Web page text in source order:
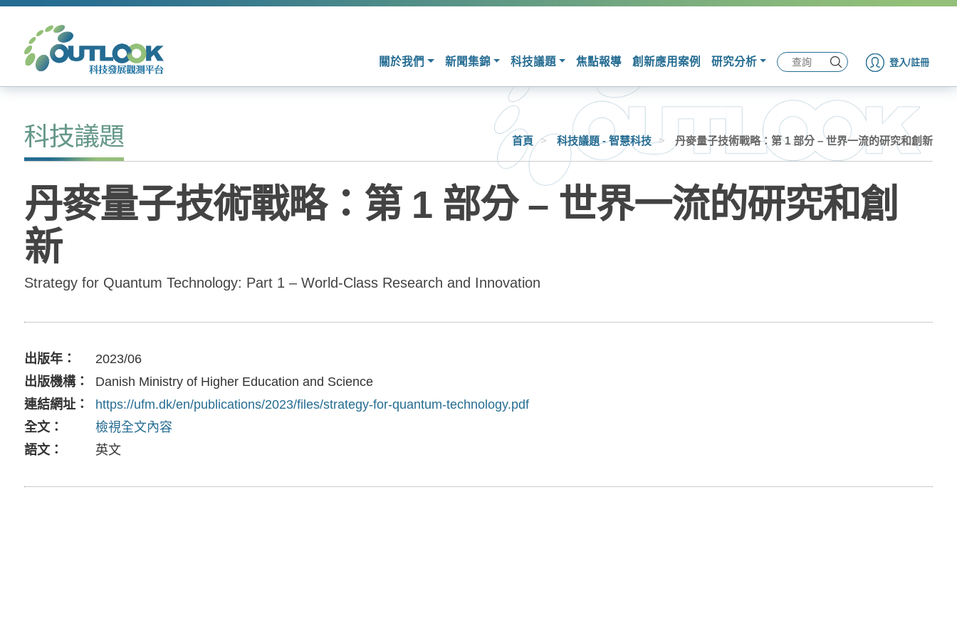
關於我們 新聞集錦 科技議題 焦點報導 創新應用案例 研究分析 登入/註冊
科技議題 首頁 > 科技議題 - 智慧科技 > 丹麥量子技術戰略：第 1 部分 – 世界一流的研究和創新
丹麥量子技術戰略：第 1 部分 – 世界一流的研究和創
新
Strategy for Quantum Technology: Part 1 – World-Class Research and Innovation
出版年
2023/06
出版機構
Danish Ministry of Higher Education and Science
連結網址
https://ufm.dk/en/publications/2023/files/strategy-for-quantum-technology.pdf
全文
檢視全文內容
語文
英文